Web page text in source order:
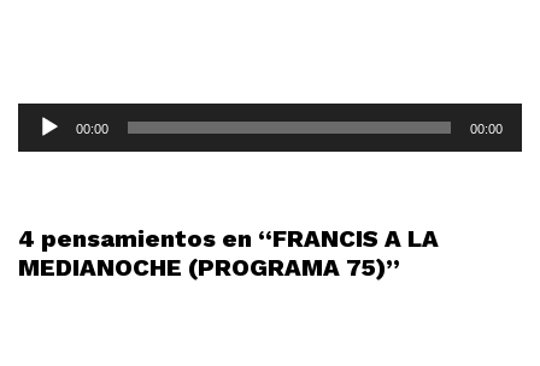
o
d
00:00 00:00
4 pensamientos en “FRANCIS A LA
MEDIANOCHE (PROGRAMA 75)”